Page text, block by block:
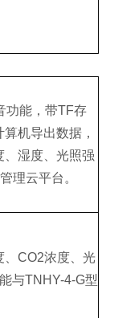
功能，带TF存
机导出数据，
、湿度、光照强
理云平台。
、CO2浓度、光
与TNHY-4-G型